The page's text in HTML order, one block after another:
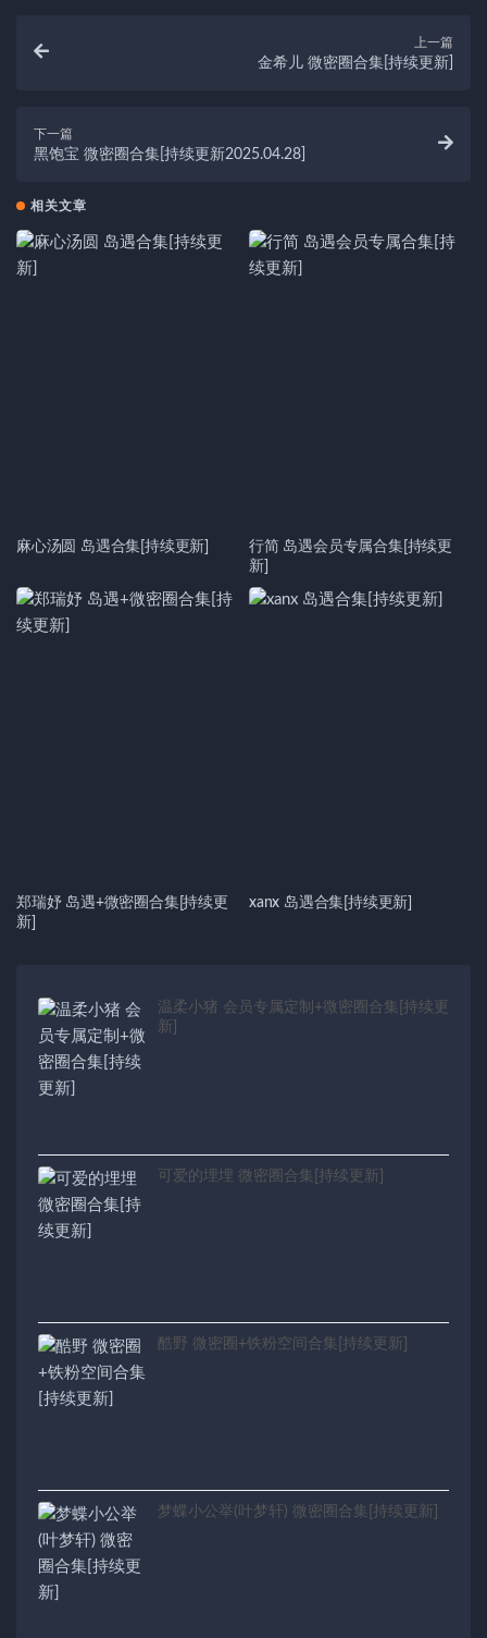
上一篇
金希儿 微密圈合集[持续更新]
下一篇
黑饱宝 微密圈合集[持续更新2025.04.28]
相关文章
麻心汤圆 岛遇合集[持续更新]
行简 岛遇会员专属合集[持续更
新]
郑瑞妤 岛遇+微密圈合集[持续更
新]
xanx 岛遇合集[持续更新]
温柔小猪 会员专属定制+微密圈合集[持续更
新]
可爱的埋埋 微密圈合集[持续更新]
酷野 微密圈+铁粉空间合集[持续更新]
梦蝶小公举(叶梦轩) 微密圈合集[持续更新]